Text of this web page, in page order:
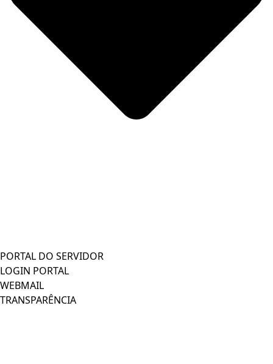
PORTAL DO SERVIDOR
LOGIN PORTAL
WEBMAIL
TRANSPARÊNCIA